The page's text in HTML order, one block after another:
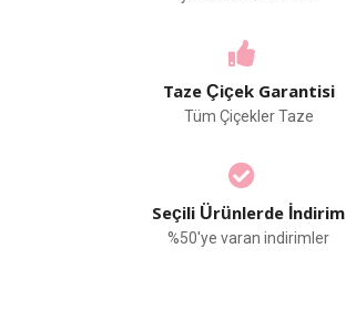
Taze Çiçek Garantisi
Tüm Çiçekler Taze
Seçili Ürünlerde İndirim
%50'ye varan indirimler